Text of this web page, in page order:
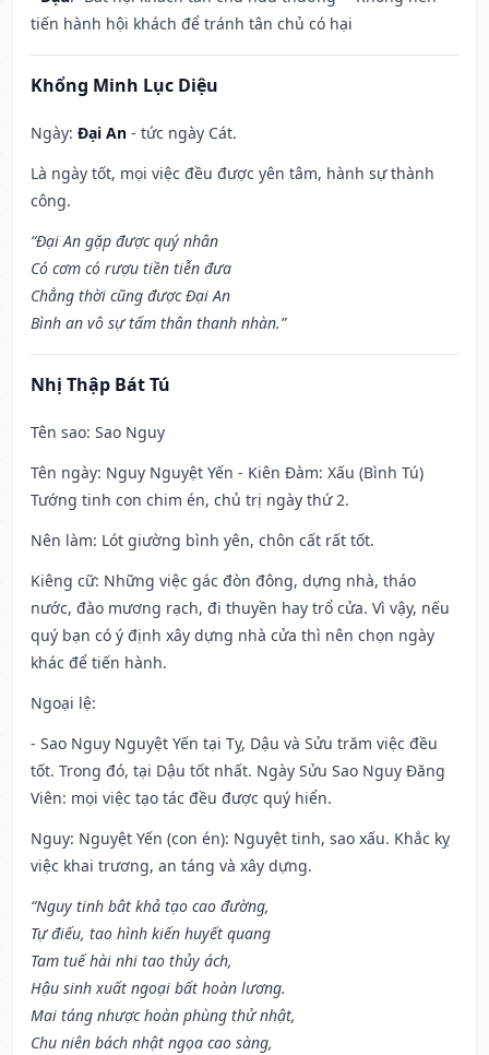
tiến hành hội khách để tránh tân chủ có hại
Khổng Minh Lục Diệu
Ngày: Đại An - tức ngày Cát.
Là ngày tốt, mọi việc đều được yên tâm, hành sự thành
công.
“Đại An gặp được quý nhân
Có cơm có rượu tiền tiễn đưa
Chẳng thời cũng được Đại An
Bình an vô sự tấm thân thanh nhàn.”
Nhị Thập Bát Tú
Tên sao: Sao Nguy
Tên ngày: Nguy Nguyệt Yến - Kiên Đàm: Xấu (Bình Tú)
Tướng tinh con chim én, chủ trị ngày thứ 2.
Nên làm: Lót giường bình yên, chôn cất rất tốt.
Kiêng cữ: Những việc gác đòn đông, dựng nhà, tháo
nước, đào mương rạch, đi thuyền hay trổ cửa. Vì vậy, nếu
quý bạn có ý định xây dựng nhà cửa thì nên chọn ngày
khác để tiến hành.
Ngoại lệ:
- Sao Nguy Nguyệt Yến tại Tỵ, Dậu và Sửu trăm việc đều
tốt. Trong đó, tại Dậu tốt nhất. Ngày Sửu Sao Nguy Đăng
Viên: mọi việc tạo tác đều được quý hiển.
Nguy: Nguyệt Yến (con én): Nguyệt tinh, sao xấu. Khắc kỵ
việc khai trương, an táng và xây dựng.
“Nguy tinh bât khả tạo cao đường,
Tự điếu, tao hình kiến huyết quang
Tam tuế hài nhi tao thủy ách,
Hậu sinh xuất ngoại bất hoàn lương.
Mai táng nhược hoàn phùng thử nhật,
Chu niên bách nhật ngọa cao sàng,